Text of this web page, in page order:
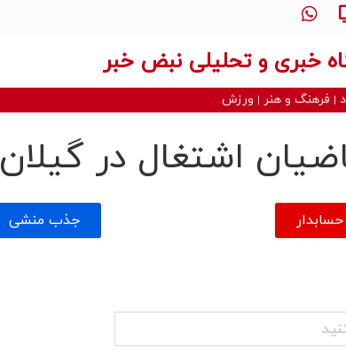
خبری و تحلیلی نبض خبر
فرهنگ و هنر ورزش
اشتغال در گیلان
جذب منشی